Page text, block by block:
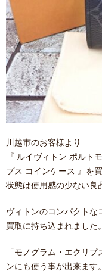
川越市のお客様より
『 ルイヴィトン ポルト
プス コインケース 』を
状態は使用感の少ない良
ヴィトンのコンパクトな
買取に持ち込まれました。
「モノグラム・エクリ
ンにも使う事が出来ます。